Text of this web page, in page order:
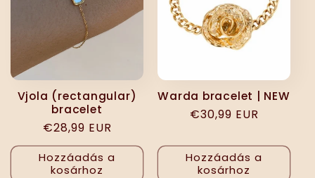
Vjola (rectangular)
bracelet
Normál
ár
€28,99 EUR
Hozzáadás a
kosárhoz
Warda bracelet | NEW
Normál
€30,99 EUR
Hozzáadás a
kosárhoz